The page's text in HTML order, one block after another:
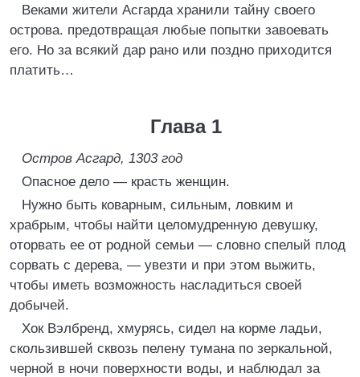
Веками жители Асгарда хранили тайну своего
острова. предотвращая любые попытки завоевать
его. Но за всякий дар рано или поздно приходится
платить…
Глава 1
Остров Асгард, 1303 год
Опасное дело — красть женщин.
Нужно быть коварным, сильным, ловким и
храбрым, чтобы найти целомудренную девушку,
оторвать ее от родной семьи — словно спелый плод
сорвать с дерева, — увезти и при этом выжить,
чтобы иметь возможность насладиться своей
добычей.
Хок Вэлбренд, хмурясь, сидел на корме ладьи,
скользившей сквозь пелену тумана по зеркальной,
черной в ночи поверхности воды, и наблюдал за